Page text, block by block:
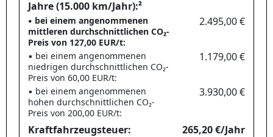
Jahre (15.000 km/Jahr):²
▪ bei einem angenommenen
mittleren durchschnittlichen CO₂-
Preis von 127,00 EUR/t:
2.495,00 €
▪ bei einem angenommenen
niedrigen durchschnittlichen CO₂-
Preis von 60,00 EUR/t:
1.179,00 €
▪ bei einem angenommenen
hohen durchschnittlichen CO₂-
Preis von 200,00 EUR/t:
3.930,00 €
Kraftfahrzeugsteuer: 265,20 €/Jahr